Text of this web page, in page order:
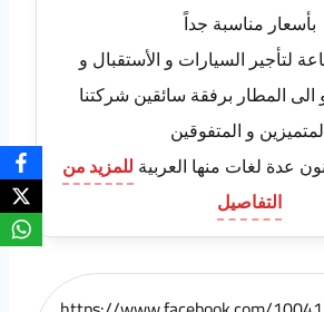
بأسعار مناسبة جداً
24 ساعة لتأجير السيارات و الأستقبال و
المطار برفقة سائقين شركتنا
و المتفوقين
عدة لغات منها العربية للمزيد من
التفاصيل